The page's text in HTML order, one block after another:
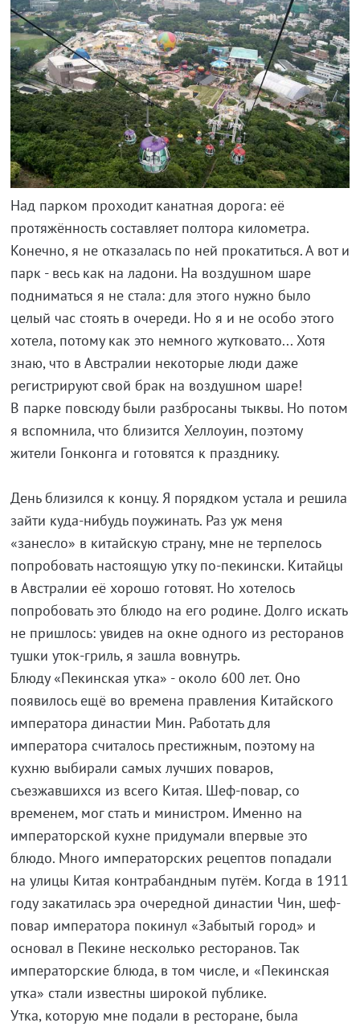
Над парком проходит канатная дорога: её
протяжённость составляет полтора километра.
Конечно, я не отказалась по ней прокатиться. А вот и
парк - весь как на ладони. На воздушном шаре
подниматься я не стала: для этого нужно было
целый час стоять в очереди. Но я и не особо этого
хотела, потому как это немного жутковато... Хотя
знаю, что в Австралии некоторые люди даже
регистрируют свой брак на воздушном шаре!
В парке повсюду были разбросаны тыквы. Но потом
я вспомнила, что близится Хеллоуин, поэтому
жители Гонконга и готовятся к празднику.
День близился к концу. Я порядком устала и решила
зайти куда-нибудь поужинать. Раз уж меня
«занесло» в китайскую страну, мне не терпелось
попробовать настоящую утку по-пекински. Китайцы
в Австралии её хорошо готовят. Но хотелось
попробовать это блюдо на его родине. Долго искать
не пришлось: увидев на окне одного из ресторанов
тушки уток-гриль, я зашла вовнутрь.
Блюду «Пекинская утка» - около 600 лет. Оно
появилось ещё во времена правления Китайского
императора династии Мин. Работать для
императора считалось престижным, поэтому на
кухню выбирали самых лучших поваров,
съезжавшихся из всего Китая. Шеф-повар, со
временем, мог стать и министром. Именно на
императорской кухне придумали впервые это
блюдо. Много императорских рецептов попадали
на улицы Китая контрабандным путём. Когда в 1911
году закатилась эра очередной династии Чин, шеф-
повар императора покинул «Забытый город» и
основал в Пекине несколько ресторанов. Так
императорские блюда, в том числе, и «Пекинская
утка» стали известны широкой публике.
Утка, которую мне подали в ресторане, была